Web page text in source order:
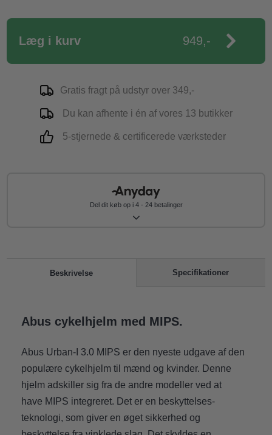
Læg i kurv 949,-
Gratis fragt på udstyr over 349,-
Du kan afhente i én af vores 13 butikker
5-stjernede & certificerede værksteder
Del dit køb op i 4 - 24 betalinger
Beskrivelse Specifikationer
Abus cykelhjelm med MIPS.
Abus Urban-I 3.0 MIPS er den nyeste udgave af den
populære cykelhjelm til mænd og kvinder. Denne
hjelm adskiller sig fra de andre modeller ved at
have MIPS integreret. Det er en beskyttelses-
teknologi, som giver en øget sikkerhed og